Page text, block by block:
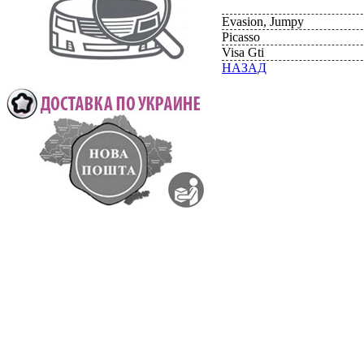
Evasion, Jumpy
Picasso
Visa Gti
НАЗАД